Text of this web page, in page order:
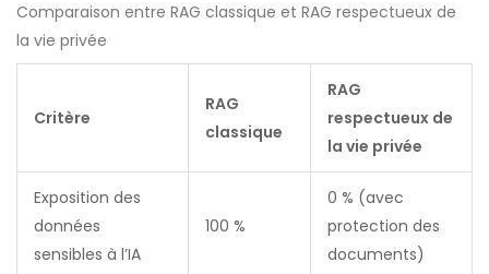
Comparaison entre RAG classique et RAG respectueux de
la vie privée
Critère
RAG
classique
RAG
respectueux de
la vie privée
Exposition des
données
sensibles à l’IA
100 %
0 % (avec
protection des
documents)